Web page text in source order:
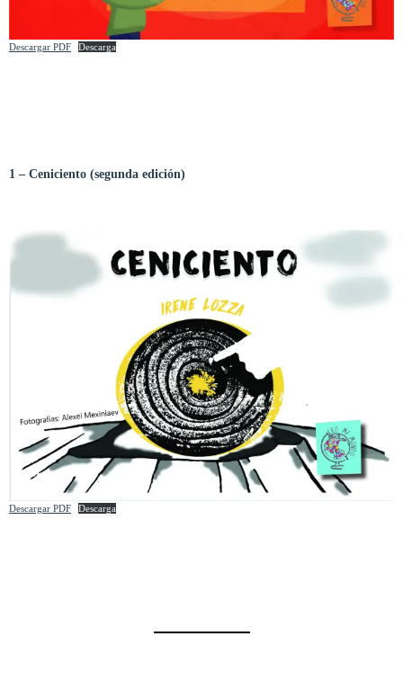
Descargar PDF Descarga
1 – Ceniciento (segunda edición)
Descargar PDF Descarga